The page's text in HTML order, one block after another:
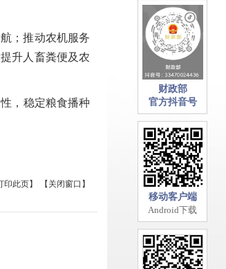
；推动农机服务
升人畜粪便及农
，稳定粮食播种
印此页】 【关闭窗口】
财政部
官方抖音号
移动客户端
Android下载